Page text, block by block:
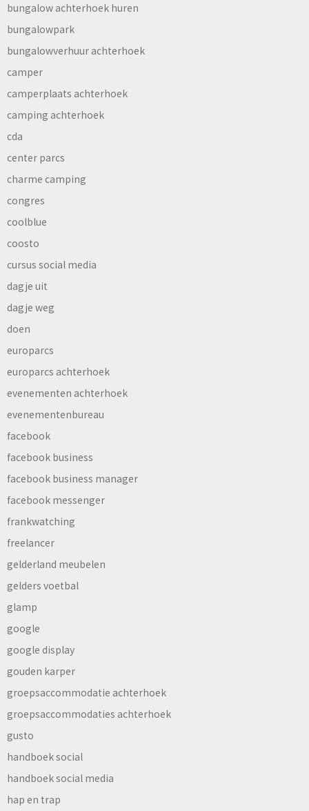
bungalow achterhoek huren
bungalowpark
bungalowverhuur achterhoek
camper
camperplaats achterhoek
camping achterhoek
cda
center parcs
charme camping
congres
coolblue
coosto
cursus social media
dagje uit
dagje weg
doen
europarcs
europarcs achterhoek
evenementen achterhoek
evenementenbureau
facebook
facebook business
facebook business manager
facebook messenger
frankwatching
freelancer
gelderland meubelen
gelders voetbal
glamp
google
google display
gouden karper
groepsaccommodatie achterhoek
groepsaccommodaties achterhoek
gusto
handboek social
handboek social media
hap en trap